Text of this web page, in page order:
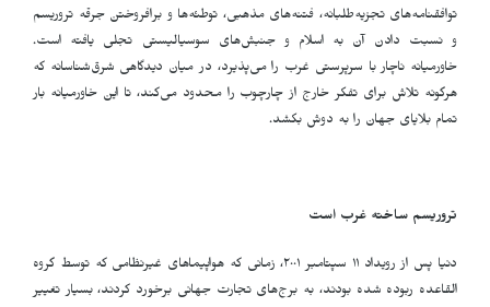
توافقنامه‌های تجزیه‌طلبانه، فتنه‌های مذهبی، توطئه‌ها و برافروختن جرقه تروریسم
و نسبت دادن آن به اسلام و جنبش‌های سوسیالیستی تجلی یافته است.
خاورمیانه ناچار با سرپرستی غرب را می‌پذیرد، در میان دیدگاهی شرق‌شناسانه که
هرگونه تلاش برای تفکر خارج از چارچوب را محدود می‌کند، تا این خاورمیانه بار
تمام بلایای جهان را به دوش بکشد.
تروریسم ساخته غرب است
دنیا پس از رویداد ١١ سپتامبر ٢٠٠١، زمانی که هواپیماهای غیرنظامی که توسط گروه
القاعده ربوده شده بودند، به برج‌های تجارت جهانی برخورد کردند، بسیار تغییر